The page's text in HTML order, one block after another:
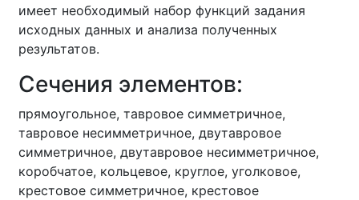
имеет необходимый набор функций задания
исходных данных и анализа полученных
результатов.
Сечения элементов:
прямоугольное, тавровое симметричное,
тавровое несимметричное, двутавровое
симметричное, двутавровое несимметричное,
коробчатое, кольцевое, круглое, уголковое,
крестовое симметричное, крестовое